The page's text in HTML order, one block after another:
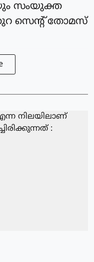
സംയുക്ത
സെന്റ് തോമസ്